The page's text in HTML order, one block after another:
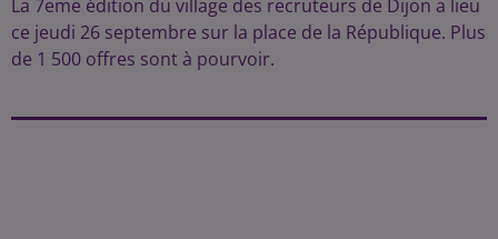
La 7eme édition du village des recruteurs de Dijon a lieu
ce jeudi 26 septembre sur la place de la République. Plus
de 1 500 offres sont à pourvoir.